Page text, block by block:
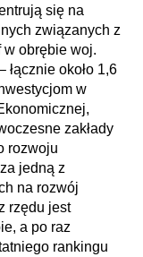
się na
związanych z
w obrębie woj.
około 1,6
w
zakłady
rozwoju
jedną z
na rozwój
rzędu jest
a po raz
rankingu